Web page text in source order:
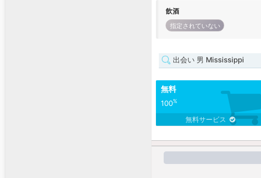
飲酒
指定されていない
出会い 男 Mississippi
無料
100%
無料サービス